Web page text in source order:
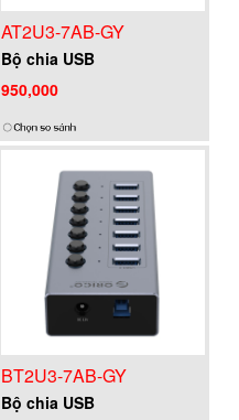
AT2U3-7AB-GY
Bộ chia USB
950,000
BT2U3-7AB-GY
Bộ chia USB